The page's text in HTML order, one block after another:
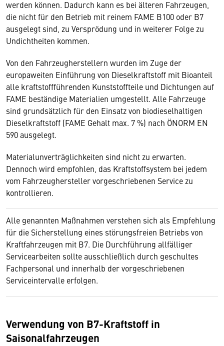
werden können. Dadurch kann es bei älteren Fahrzeugen,
die nicht für den Betrieb mit reinem FAME B100 oder B7
ausgelegt sind, zu Versprödung und in weiterer Folge zu
Undichtheiten kommen.
Von den Fahrzeugherstellern wurden im Zuge der
europaweiten Einführung von Dieselkraftstoff mit Bioanteil
alle kraftstoffführenden Kunststoffteile und Dichtungen auf
FAME beständige Materialien umgestellt. Alle Fahrzeuge
sind grundsätzlich für den Einsatz von biodieselhaltigen
Dieselkraftstoff (FAME Gehalt max. 7 %) nach ÖNORM EN
590 ausgelegt.
Materialunverträglichkeiten sind nicht zu erwarten.
Dennoch wird empfohlen, das Kraftstoffsystem bei jedem
vom Fahrzeughersteller vorgeschriebenen Service zu
kontrollieren.
Alle genannten Maßnahmen verstehen sich als Empfehlung
für die Sicherstellung eines störungsfreien Betriebs von
Kraftfahrzeugen mit B7. Die Durchführung allfälliger
Servicearbeiten sollte ausschließlich durch geschultes
Fachpersonal und innerhalb der vorgeschriebenen
Serviceintervalle erfolgen.
Verwendung von B7-Kraftstoff in
Saisonalfahrzeugen